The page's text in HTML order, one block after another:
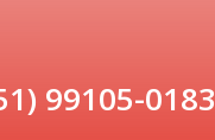
99105-0183